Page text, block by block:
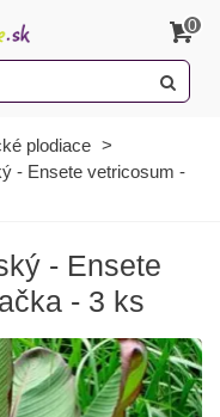
0
plodiace >
- Ensete vetricosum -
- Ensete
- 3 ks